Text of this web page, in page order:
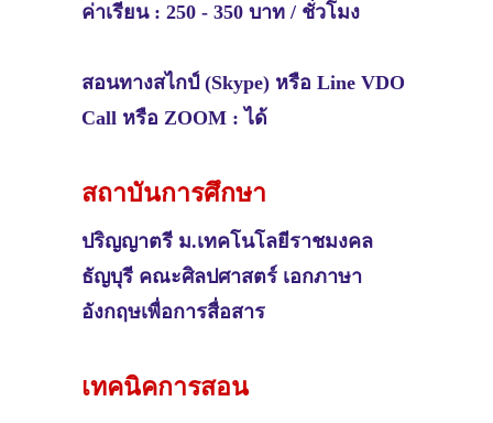
ค่าเรียน : 250 - 350 บาท / ชั่วโมง
สอนทางสไกป์ (Skype) หรือ Line VDO
Call หรือ ZOOM : ได้
สถาบันการศึกษา
ปริญญาตรี ม.เทคโนโลยีราชมงคล
ธัญบุรี คณะศิลปศาสตร์ เอกภาษา
อังกฤษเพื่อการสื่อสาร
เทคนิคการสอน